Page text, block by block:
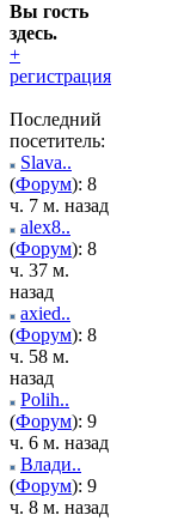
Вы гость
здесь.
+
регистрация
Последний
посетитель:
Slava..
(Форум): 8
ч. 7 м. назад
alex8..
(Форум): 8
ч. 37 м.
назад
axied..
(Форум): 8
ч. 58 м.
назад
Polih..
(Форум): 9
ч. 6 м. назад
Влади..
(Форум): 9
ч. 8 м. назад